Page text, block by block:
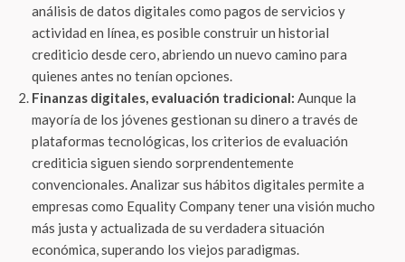
análisis de datos digitales como pagos de servicios y
actividad en línea, es posible construir un historial
crediticio desde cero, abriendo un nuevo camino para
quienes antes no tenían opciones.
Finanzas digitales, evaluación tradicional: Aunque la
mayoría de los jóvenes gestionan su dinero a través de
plataformas tecnológicas, los criterios de evaluación
crediticia siguen siendo sorprendentemente
convencionales. Analizar sus hábitos digitales permite a
empresas como Equality Company tener una visión mucho
más justa y actualizada de su verdadera situación
económica, superando los viejos paradigmas.